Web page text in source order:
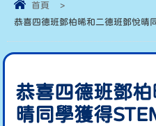
首頁
>
恭喜四德班鄧柏晞和二德班鄧悅晴
恭喜四德班鄧
晴同學獲得